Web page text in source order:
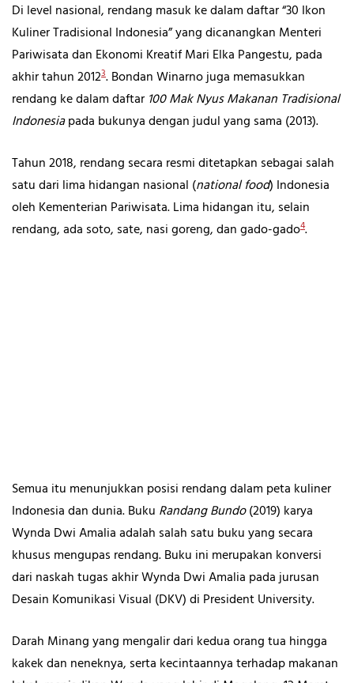
Di level nasional, rendang masuk ke dalam daftar “30 Ikon
Kuliner Tradisional Indonesia” yang dicanangkan Menteri
Pariwisata dan Ekonomi Kreatif Mari Elka Pangestu, pada
akhir tahun 20123. Bondan Winarno juga memasukkan
rendang ke dalam daftar 100 Mak Nyus Makanan Tradisional
Indonesiapada bukunya dengan judul yang sama (2013).
Tahun 2018, rendang secara resmi ditetapkan sebagai salah
satu dari lima hidangan nasional (national food) Indonesia
oleh Kementerian Pariwisata. Lima hidangan itu, selain
rendang, ada soto, sate, nasi goreng, dan gado-gado4.
Semua itu menunjukkan posisi rendang dalam peta kuliner
Indonesia dan dunia. Buku Randang Bundo(2019) karya
Wynda Dwi Amalia adalah salah satu buku yang secara
khusus mengupas rendang. Buku ini merupakan konversi
dari naskah tugas akhir Wynda Dwi Amalia pada jurusan
Desain Komunikasi Visual (DKV) di President University.
Darah Minang yang mengalir dari kedua orang tua hingga
kakek dan neneknya, serta kecintaannya terhadap makanan